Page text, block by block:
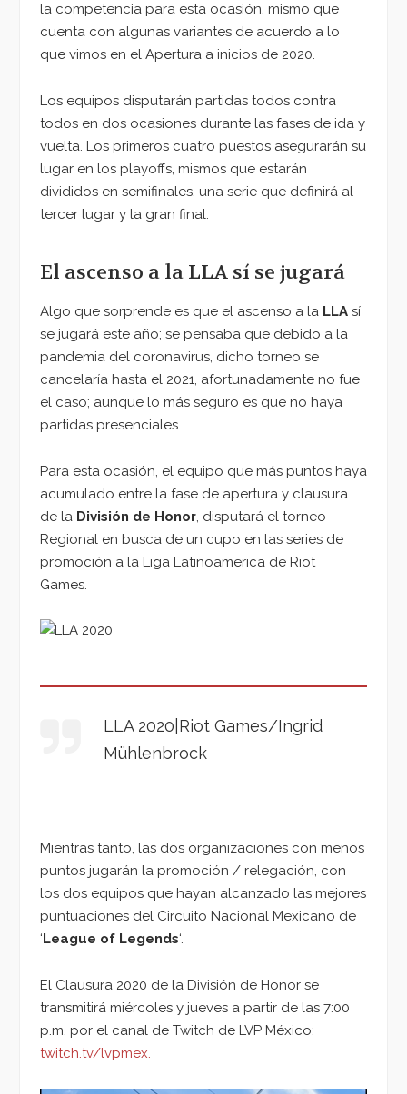
la competencia para esta ocasión, mismo que
cuenta con algunas variantes de acuerdo a lo
que vimos en el Apertura a inicios de 2020.
Los equipos disputarán partidas todos contra
todos en dos ocasiones durante las fases de ida y
vuelta. Los primeros cuatro puestos asegurarán su
lugar en los playoffs, mismos que estarán
divididos en semifinales, una serie que definirá al
tercer lugar y la gran final.
El ascenso a la LLA sí se jugará
Algo que sorprende es que el ascenso a la LLA sí
se jugará este año; se pensaba que debido a la
pandemia del coronavirus, dicho torneo se
cancelaría hasta el 2021, afortunadamente no fue
el caso; aunque lo más seguro es que no haya
partidas presenciales.
Para esta ocasión, el equipo que más puntos haya
acumulado entre la fase de apertura y clausura
de la División de Honor , disputará el torneo
Regional en busca de un cupo en las series de
promoción a la Liga Latinoamerica de Riot
Games.
LLA 2020| Riot Games/Ingrid
Mühlenbrock
Mientras tanto, las dos organizaciones con menos
puntos jugarán la promoción / relegación, con
los dos equipos que hayan alcanzado las mejores
puntuaciones del Circuito Nacional Mexicano de
‘League of Legends‘.
El Clausura 2020 de la División de Honor se
transmitirá miércoles y jueves a partir de las 7:00
p.m. por el canal de Twitch de LVP México:
twitch.tv/lvpmex.